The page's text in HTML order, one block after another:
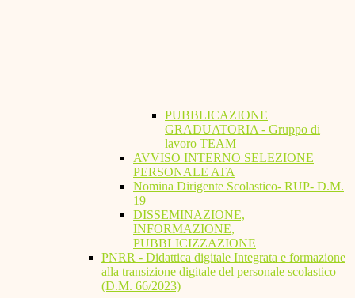
PUBBLICAZIONE
GRADUATORIA - Gruppo di
lavoro TEAM
AVVISO INTERNO SELEZIONE
PERSONALE ATA
Nomina Dirigente Scolastico- RUP- D.M.
19
DISSEMINAZIONE,
INFORMAZIONE,
PUBBLICIZZAZIONE
PNRR - Didattica digitale Integrata e formazione
alla transizione digitale del personale scolastico
(D.M. 66/2023)